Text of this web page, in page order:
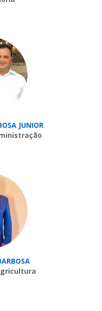
JUNIOR